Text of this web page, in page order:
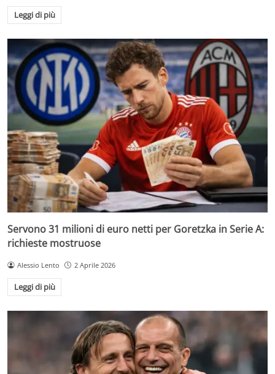
Leggi di più
Servono 31 milioni di euro netti per Goretzka in Serie A:
richieste mostruose
Alessio Lento 2 Aprile 2026
Leggi di più